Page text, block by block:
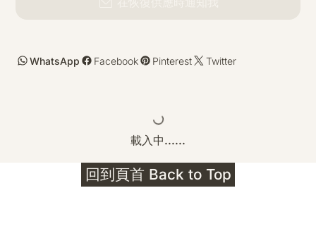
Facebook
WhatsApp Twitter
Pinterest
載入中......
回到頁首 Back to Top